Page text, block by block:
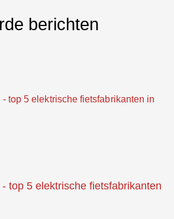
berichten
top 5 elektrische fietsfabrikanten